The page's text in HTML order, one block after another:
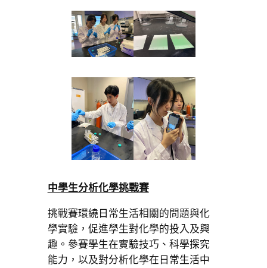
中學生分析化學挑戰賽
挑戰賽環繞日常生活相關的問題與化
學實驗，促進學生對化學的投入及興
趣。參賽學生在實驗技巧、科學探究
能力，以及對分析化學在日常生活中